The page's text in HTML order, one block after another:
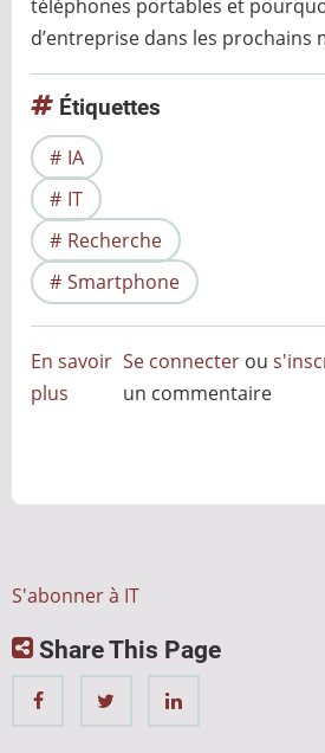
téléphones portables et
d’entreprise dans les prochains
Étiquettes
IA
IT
Recherche
Smartphone
En savoir
plus
étrangères
Se connecter ou
un commentaire
S'abonner à IT
Share This Page